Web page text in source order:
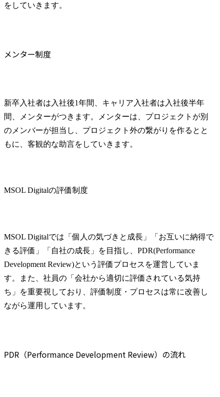
をしていきます。
メンター制度
新卒入社者は入社後1年間、キャリア入社者は入社後半年
間、メンターがつきます。メンターは、プロジェクトが別
のメンバーが担当し、プロジェクト外の繋がりを作るとと
もに、客観的な助言をしていきます。
MSOL Digitalの評価制度
MSOL Digitalでは「個人の気づきと成長」「お互いに納得で
きる評価」「自社の成長」を目指し、PDR(Performance
Development Review)という評価プロセスを運営していま
す。また、社員の「会社から適切に評価されている気持
ち」を重要視しており、評価制度・プロセスは常に改善し
ながら運用しています。
PDR（Performance Development Review）の流れ